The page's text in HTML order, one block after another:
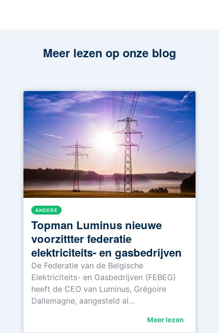
Meer lezen op onze blog
ANDERE
Topman Luminus nieuwe
voorzittter federatie
elektriciteits- en gasbedrijven
De Federatie van de Belgische
Elektriciteits- en Gasbedrijven (FEBEG)
heeft de CEO van Luminus, Grégoire
Dallemagne, aangesteld al…
Meer lezen